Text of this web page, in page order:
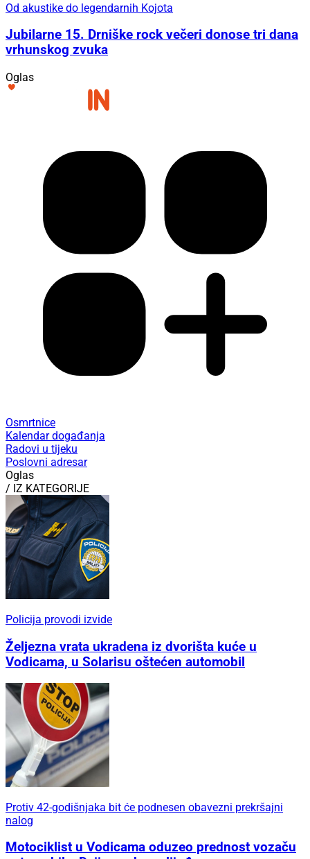
Od akustike do legendarnih Kojota
Jubilarne 15. Drniške rock večeri donose tri dana
vrhunskog zvuka
Oglas
Osmrtnice
Kalendar događanja
Radovi u tijeku
Poslovni adresar
Oglas
/ IZ KATEGORIJE
Policija provodi izvide
Željezna vrata ukradena iz dvorišta kuće u
Vodicama, u Solarisu oštećen automobil
Protiv 42-godišnjaka bit će podnesen obavezni prekršajni
nalog
Motociklist u Vodicama oduzeo prednost vozaču